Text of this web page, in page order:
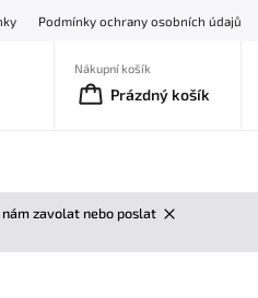
Podmínky ochrany osobních údajů
Nákupní košík
Prázdný košík
zavolat nebo poslat